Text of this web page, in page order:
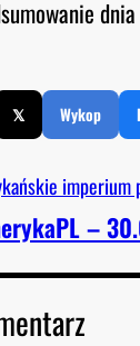
𝕏 Wykop
imperium
–